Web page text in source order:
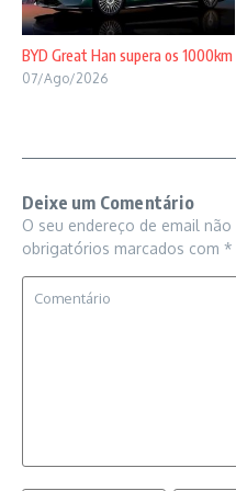
BYD Great Han supera os 1000km
07/Ago/2026
Deixe um Comentário
O seu endereço de email
obrigatórios marcados com *